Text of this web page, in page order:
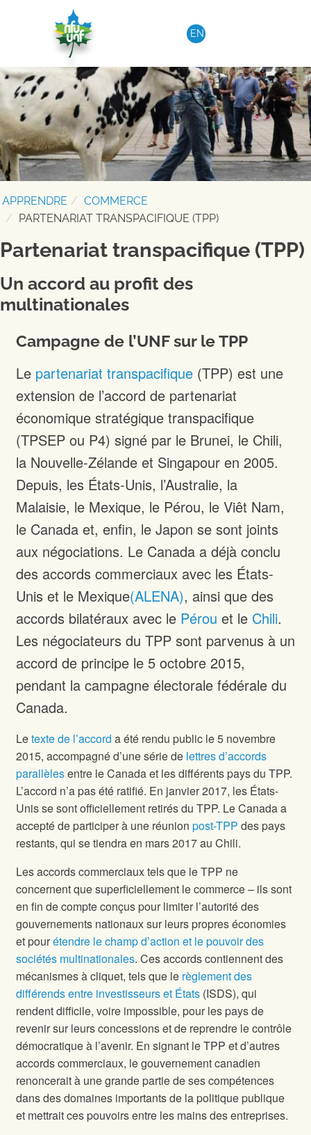
Aller au contenu
EN
APPRENDRE
COMMERCE
PARTENARIAT TRANSPACIFIQUE (TPP)
Partenariat transpacifique (TPP)
Un accord au profit des
multinationales
Campagne de l’UNF sur le TPP
Le partenariat transpacifique (TPP) est une
extension de l’accord de partenariat
économique stratégique transpacifique
(TPSEP ou P4) signé par le Brunei, le Chili,
la Nouvelle-Zélande et Singapour en 2005.
Depuis, les États-Unis, l’Australie, la
Malaisie, le Mexique, le Pérou, le Viêt Nam,
le Canada et, enfin, le Japon se sont joints
aux négociations. Le Canada a déjà conclu
des accords commerciaux avec les États-
Unis et le Mexique(ALENA), ainsi que des
accords bilatéraux avec le Pérou et le Chili.
Les négociateurs du TPP sont parvenus à un
accord de principe le 5 octobre 2015,
pendant la campagne électorale fédérale du
Canada.
Letexte de l’accord a été rendu public le 5 novembre
2015, accompagné d’une série de lettres d’accords
parallèlesentre le Canada et les différents pays du TPP.
L’accord n’a pas été ratifié. En janvier 2017, les États-
Unis se sont officiellement retirés du TPP. Le Canada a
accepté de participer à une réunion post-TPP des pays
restants, qui se tiendra en mars 2017 au Chili.
Les accords commerciaux tels que le TPP ne
concernent que superficiellement le commerce – ils sont
en fin de compte conçus pour limiter l’autorité des
gouvernements nationaux sur leurs propres économies
et pourétendre le champ d’action et le pouvoir des
sociétés multinationales. Ces accords contiennent des
mécanismes à cliquet, tels que le règlement des
différends entre investisseurs et États (ISDS), qui
rendent difficile, voire impossible, pour les pays de
revenir sur leurs concessions et de reprendre le contrôle
démocratique à l’avenir. En signant le TPP et d’autres
accords commerciaux, le gouvernement canadien
renoncerait à une grande partie de ses compétences
dans des domaines importants de la politique publique
et mettrait ces pouvoirs entre les mains des entreprises.